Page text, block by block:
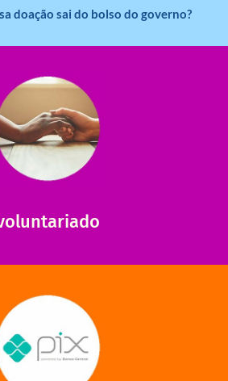
doação sai do bolso do governo?
Entre em contato conosco e
como nos ajudar.
saiba mais
saiba mais